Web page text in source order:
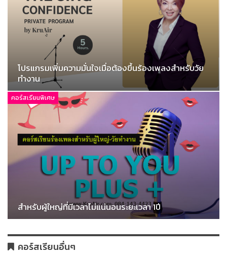
โปรแกรมเพิ่มความมั่นใจเมื่อต้องขึ้นร้องเพลงสำหรับวัย
ทำงาน
คอร์สเรียนพิเศษ
สำหรับผู้ใหญ่ที่มีเวลาไม่แน่นอนระยะเวลา 1ปี
คอร์สเรียนอื่นๆ